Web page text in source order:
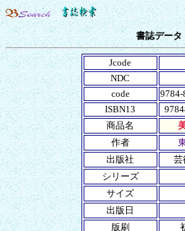
書誌データ
Jcode
NDC
code
9784-
ISBN13
商品名
作者
出版社
芸
シリーズ
サイズ
出版日
版刷